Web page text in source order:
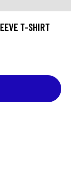
T-SHIRT